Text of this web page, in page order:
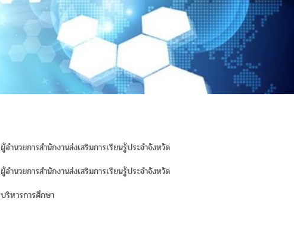
ผู้อำนวยการสำนักงานส่งเสริมการเรียนรู้ประจำจังหวัด
ผู้อำนวยการสำนักงานส่งเสริมการเรียนรู้ประจำจังหวัด
บริหารการศึกษา